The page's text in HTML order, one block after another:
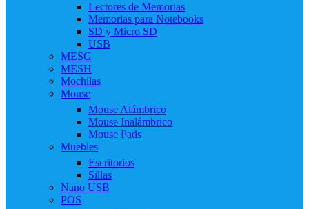
Lectores de Memorias
Memorias para Notebooks
SD y Micro SD
USB
MESG
MESH
Mochilas
Mouse
Mouse Alámbrico
Mouse Inalámbrico
Mouse Pads
Muebles
Escritorios
Sillas
Nano USB
POS